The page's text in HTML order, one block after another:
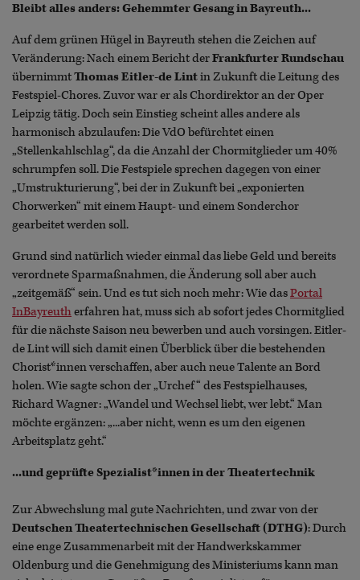
Bleibt alles anders: Gehemmter Gesang in Bayreuth...
Auf dem grünen Hügel in Bayreuth stehen die Zeichen auf
Veränderung: Nach einem Bericht derFrankfurter Rundschau
übernimmtThomas Eitler-de Lintin Zukunft die Leitung des
Festspiel-Chores. Zuvor war er als Chordirektor an der Oper
Leipzig tätig. Doch sein Einstieg scheint alles andere als
harmonisch abzulaufen: Die VdO befürchtet einen
„Stellenkahlschlag“, da die Anzahl der Chormitglieder um 40%
schrumpfen soll. Die Festspiele sprechen dagegen von einer
„Umstrukturierung“, bei der in Zukunft bei „exponierten
Chorwerken“ mit einem Haupt- und einem Sonderchor
gearbeitet werden soll.
Grund sind natürlich wieder einmal das liebe Geld und bereits
verordnete Sparmaßnahmen, die Änderung soll aber auch
„zeitgemäß“ sein. Und es tut sich noch mehr: Wie dasPortal
InBayreutherfahren hat, muss sich ab sofort jedes Chormitglied
für die nächste Saison neu bewerben und auch vorsingen. Eitler-
de Lint will sich damit einen Überblick über die bestehenden
Chorist*innen verschaffen, aber auch neue Talente an Bord
holen. Wie sagte schon der „Urchef“ des Festspielhauses,
Richard Wagner: „Wandel und Wechsel liebt, wer lebt.“ Man
möchte ergänzen: „...aber nicht, wenn es um den eigenen
Arbeitsplatz geht.“
...und geprüfte Spezialist*innen in der Theatertechnik
Zur Abwechslung mal gute Nachrichten, und zwar von der
Deutschen Theatertechnischen Gesellschaft (DTHG): Durch
eine enge Zusammenarbeit mit der Handwerkskammer
Oldenburg und die Genehmigung des Ministeriums kann man